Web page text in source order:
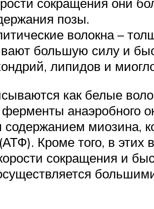
позы.
волокна –
большую силу и
липидов и
как белые
ферменты
миозина,
Кроме того, в этих
сокращения и